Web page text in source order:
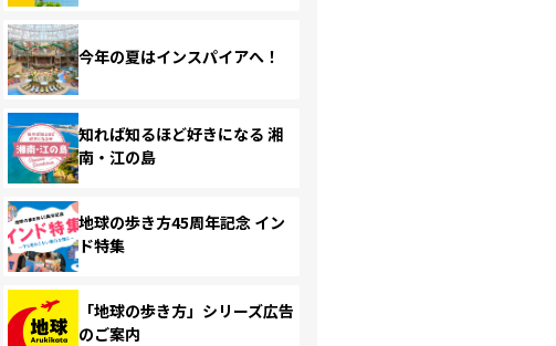
今年の夏はインスパイアへ！
知れば知るほど好きになる 湘
南・江の島
地球の歩き方45周年記念 イン
ド特集
「地球の歩き方」シリーズ広告
のご案内